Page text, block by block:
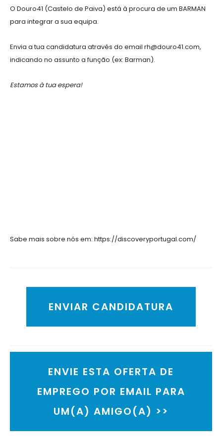
O Douro41 (Castelo de Paiva) está à procura de um BARMAN
para integrar a sua equipa.
Envia a tua candidatura através do email rh@douro41.com,
indicando no assunto a função (ex: Barman).
Estamos à tua espera!
Sabe mais sobre nós em: https://discoveryportugal.com/
ENVIAR CANDIDATURA
ENVIE ESTA OFERTA DE
EMPREGO POR EMAIL PARA
UM(A) AMIGO(A) >>